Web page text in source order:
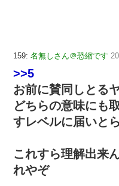
159: 名無しさん＠恐縮です
>>5
お前に賛同しとる
どちらの意味にも
すレベルに届いと
これすら理解出来
れやぞ